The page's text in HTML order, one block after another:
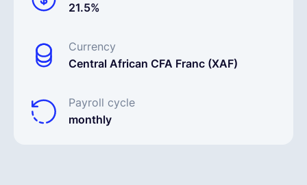
21.5%
Currency
Central African CFA Franc (XAF)
Payroll cycle
monthly